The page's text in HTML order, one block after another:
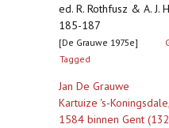
ed. R. Rothfusz & A. J.
185-187
[De Grauwe 1975e]
Tagged
Jan De Grauwe
Kartuize 's-
1584 binnen Gent